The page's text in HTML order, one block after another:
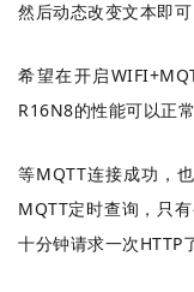
然后动态改变文本即可
希望在开启WIFI+
R16N8的性能可以正
等MQTT连接成功，
MQTT定时查询，只
十分钟请求一次HTTP